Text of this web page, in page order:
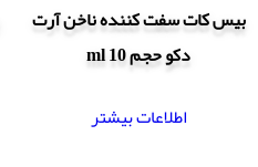
بیس کات سفت کننده ناخن آرت
دکو حجم 10 ml
اطلاعات بیشتر